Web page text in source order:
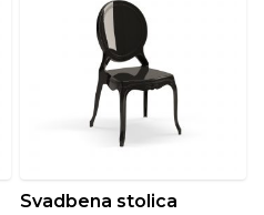
Svadbena stolica